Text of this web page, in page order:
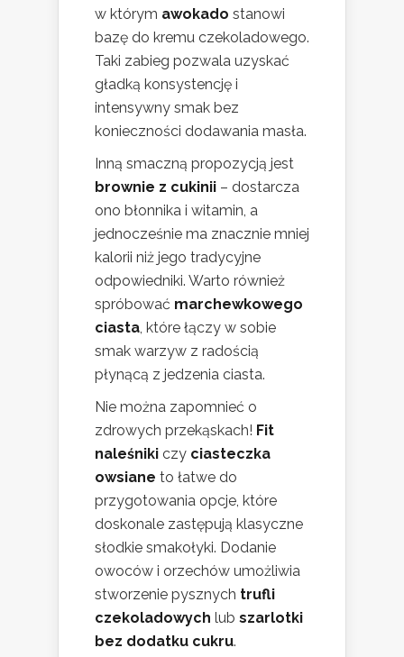
w którym awokado stanowi
bazę do kremu czekoladowego.
Taki zabieg pozwala uzyskać
gładką konsystencję i
intensywny smak bez
konieczności dodawania masła.
Inną smaczną propozycją jest
brownie z cukinii – dostarcza
ono błonnika i witamin, a
jednocześnie ma znacznie mniej
kalorii niż jego tradycyjne
odpowiedniki. Warto również
spróbować marchewkowego
ciasta, które łączy w sobie
smak warzyw z radością
płynącą z jedzenia ciasta.
Nie można zapomnieć o
zdrowych przekąskach! Fit
naleśniki czy ciasteczka
owsiane to łatwe do
przygotowania opcje, które
doskonale zastępują klasyczne
słodkie smakołyki. Dodanie
owoców i orzechów umożliwia
stworzenie pysznych trufli
czekoladowych lub szarlotki
bez dodatku cukru.